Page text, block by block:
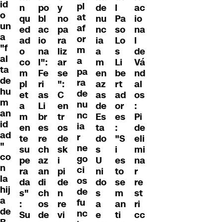
id
o
un
a
"f
al
ta
de
hu
m
an
id
ad
"
co
n
la
hij
a
de
n
qu
ed
ad
o
co
m
pl
et
a
m
en
te
su
pe
ra
da
s"
:
Su
po
bl
ac
io
na
l":
Fe
ri
as
Li
br
es
re
ch
az
an
di
ch
os
de
y
no
pa
ra
liz
ar
se
":
C
en
tr
os
de
sk
i
pi
de
n
re
vi
pl
at
af
or
m
a
pa
ra
de
nu
nc
ia
r
ne
go
ci
os
de
fu
nc
de
nu
nc
ia
a
m
en
az
as
de
Es
ta
do
s
U
ni
do
s
a
e
l
Pa
so
Lo
s
Li
be
rt
ad
or
es
:
"S
i
es
to
se
m
an
ti
ac
io
na
l
de
Vá
nd
al
os
:
Pi
de
eli
mi
na
r
re
st
ri
cc